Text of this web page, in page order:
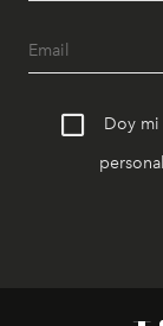
Doy mi